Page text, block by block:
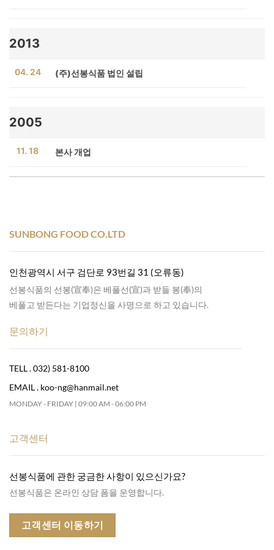
2013
04. 24 (주)선봉식품 법인 설립
2005
11. 18 본사 개업
SUNBONG FOOD CO.LTD
인천광역시 서구 검단로 93번길 31 (오류동)
선봉식품의 선봉(宣奉)은 베풀선(宣)과 받들 봉(奉)의
베풀고 받든다는 기업정신을 사명으로 하고 있습니다.
문의하기
TELL . 032) 581-8100
EMAIL . koo-ng@hanmail.net
MONDAY - FRIDAY | 09:00 AM - 06:00 PM
고객센터
선봉식품에 관한 궁금한 사항이 있으신가요?
선봉식품은 온라인 상담 폼을 운영합니다.
고객센터 이동하기